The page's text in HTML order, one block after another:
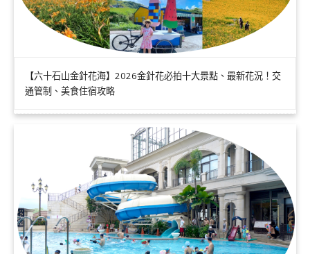
【六十石山金針花海】2026金針花必拍十大景點、最新花況！交
通管制、美食住宿攻略